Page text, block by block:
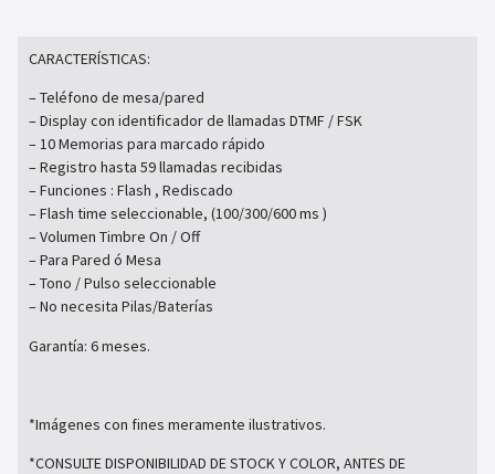
CARACTERÍSTICAS:
– Teléfono de mesa/pared
– Display con identificador de llamadas DTMF / FSK
– 10 Memorias para marcado rápido
– Registro hasta 59 llamadas recibidas
– Funciones : Flash , Rediscado
– Flash time seleccionable, (100/300/600 ms )
– Volumen Timbre On / Off
– Para Pared ó Mesa
– Tono / Pulso seleccionable
– No necesita Pilas/Baterías
Garantía: 6 meses.
*Imágenes con fines meramente ilustrativos.
*CONSULTE DISPONIBILIDAD DE STOCK Y COLOR, ANTES DE